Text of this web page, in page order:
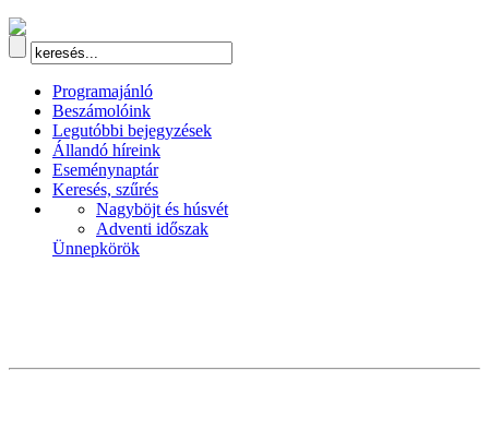
Programajánló
Beszámolóink
Legutóbbi bejegyzések
Állandó híreink
Eseménynaptár
Keresés, szűrés
Nagyböjt és húsvét
Adventi időszak
Ünnepkörök